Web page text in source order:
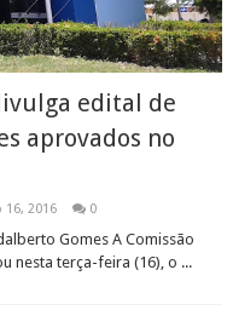
edital de
aprovados no
16, 2016 0
Gomes A Comissão
nesta terça-feira (16), o ...